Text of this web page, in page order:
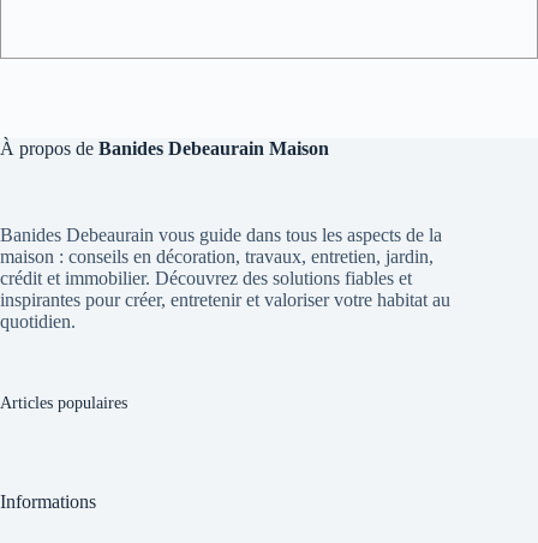
À propos de Banides Debeaurain Maison
Banides Debeaurain vous guide dans tous les aspects de la
maison : conseils en décoration, travaux, entretien, jardin,
crédit et immobilier. Découvrez des solutions fiables et
inspirantes pour créer, entretenir et valoriser votre habitat au
quotidien.
Articles populaires
Informations